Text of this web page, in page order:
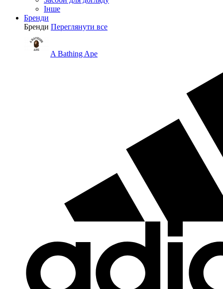
Інше
Бренди
Бренди Переглянути все
A Bathing Ape